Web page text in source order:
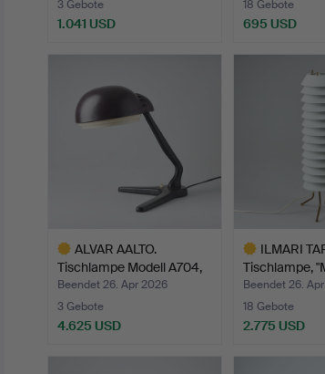
3 Gebote
1.041 USD
18 Gebote
695 USD
ALVAR AALTO.
Tischlampe Modell A704,
Licht…
Beendet 26. Apr 2026
3 Gebote
4.625 USD
ILMARI
Tischlampe,
Beendet 26.
18 Gebote
2.775 USD